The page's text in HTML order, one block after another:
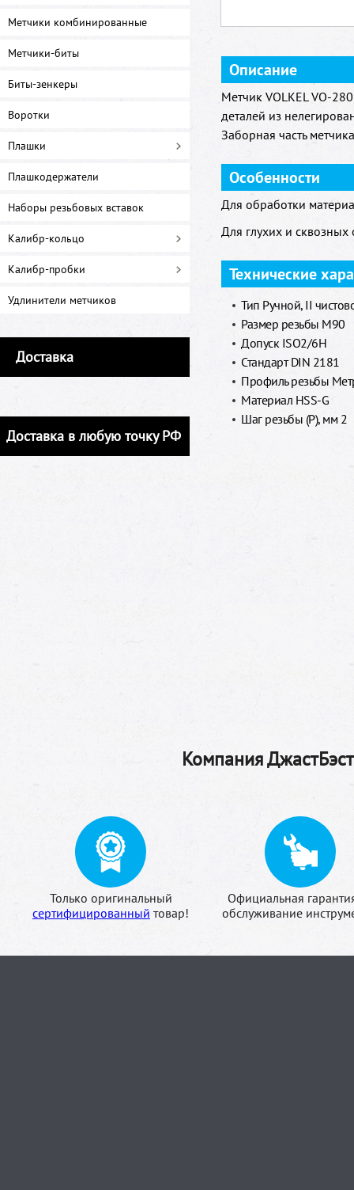
Метчики комбинированные
Метчики-биты
Биты-зенкеры
Воротки
Плашки
Плашкодержатели
Наборы резьбовых вставок
Калибр-кольцо
Калибр-пробки
Удлинители метчиков
Доставка
Доставка в любую точку РФ
Описание
Метчик VOLKEL VO-
деталей из
Заборная часть
Особенности
Для обработки
Для глухих и сквозных
Технические
Тип Ручной, II
Размер резьбы M90
Допуск ISO2/6H
Стандарт DIN 2181
Профиль резьбы
Материал HSS-G
Шаг резьбы (P), мм 2
Компания
Только оригинальный
сертифицированный товар!
Официальная
обслуживание